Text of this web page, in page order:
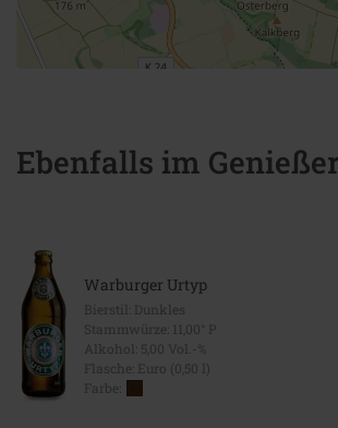
Ebenfalls im
Warburger Urtyp
Bierstil: Dunkles
Stammwürze: 11,00° P
Alkohol: 5,00 Vol.-%
Flasche: Euro (0,50 l)
Farbe: